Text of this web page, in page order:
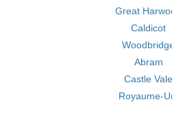
Great
Caldicot
Abram
Castle Vale
Royaume-